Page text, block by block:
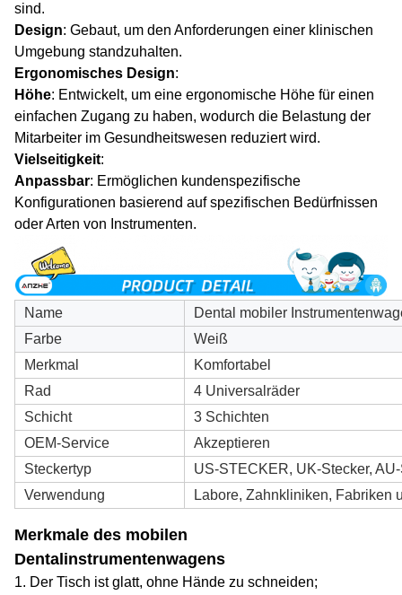
sind.
Design: Gebaut, um den Anforderungen einer klinischen
Umgebung standzuhalten.
Ergonomisches Design:
Höhe: Entwickelt, um eine ergonomische Höhe für einen
einfachen Zugang zu haben, wodurch die Belastung der
Mitarbeiter im Gesundheitswesen reduziert wird.
Vielseitigkeit:
Anpassbar: Ermöglichen kundenspezifische
Konfigurationen basierend auf spezifischen Bedürfnissen
oder Arten von Instrumenten.
Name
Dental mobiler
Farbe
Weiß
Merkmal
Komfortabel
Rad
4 Universalräder
Schicht
3 Schichten
OEM-Service
Akzeptieren
Steckertyp
US-STECKER, UK-Stecker,
Verwendung
Labore, Zahnkliniken, Fabriken
Merkmale des mobilen
Dentalinstrumentenwagens
1. Der Tisch ist glatt, ohne Hände zu schneiden;